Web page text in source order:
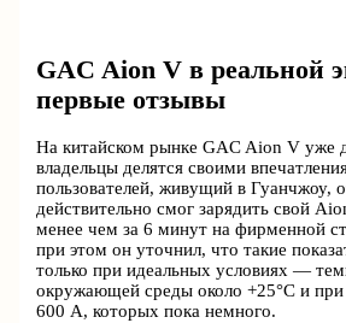
GAC Aion V в реальной
первые отзывы
На китайском рынке GAC Aion V уже
владельцы делятся своими
пользователей, живущий в Гуанчжоу,
действительно смог зарядить свой
менее чем за 6 минут на фирменной
при этом он уточнил, что такие
только при идеальных условиях —
окружающей среды около +25°C и при
600 А, которых пока немного.